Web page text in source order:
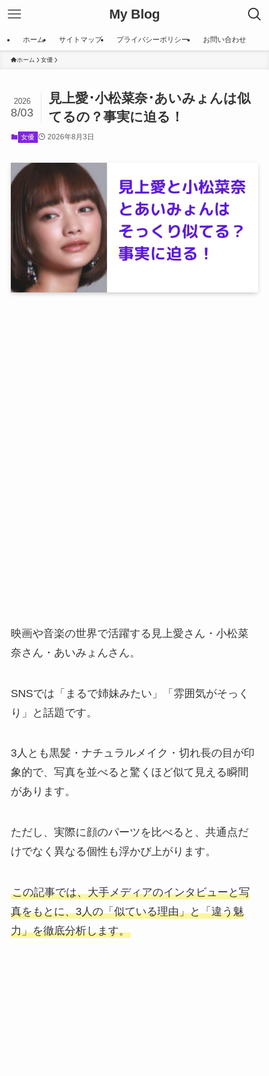
My Blog
ホーム サイトマップ プライバシーポリシー お問い合わせ
ホーム 女優
見上愛･小松菜奈･あいみょんは似
てるの？事実に迫る！
2026
8/03
女優 2026年8月3日
映画や音楽の世界で活躍する見上愛さん・小松菜
奈さん・あいみょんさん。
SNSでは「まるで姉妹みたい」「雰囲気がそっく
り」と話題です。
3人とも黒髪・ナチュラルメイク・切れ長の目が印
象的で、写真を並べると驚くほど似て見える瞬間
があります。
ただし、実際に顔のパーツを比べると、共通点だ
けでなく異なる個性も浮かび上がります。
この記事では、大手メディアのインタビューと写
真をもとに、3人の「似ている理由」と「違う魅
力」を徹底分析します。